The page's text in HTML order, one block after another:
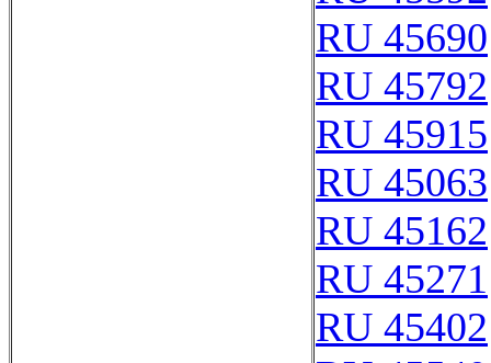
RU 45690
RU 45792
RU 45915
RU 45063
RU 45162
RU 45271
RU 45402